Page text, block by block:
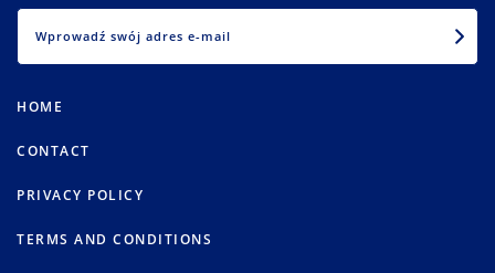
HOME
CONTACT
PRIVACY POLICY
TERMS AND CONDITIONS